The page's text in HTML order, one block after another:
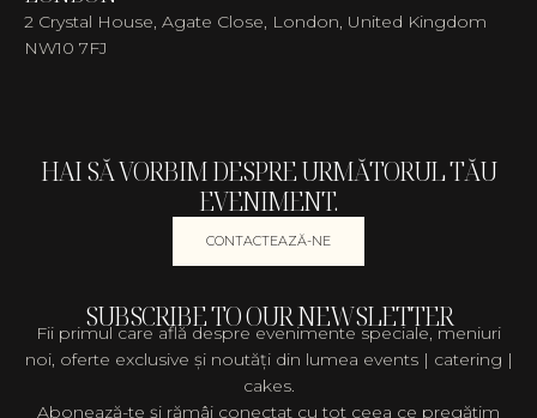
2 Crystal House, Agate Close, London, United Kingdom
NW10 7FJ
HAI SĂ VORBIM DESPRE URMĂTORUL TĂU
EVENIMENT.
CONTACTEAZĂ-NE
SUBSCRIBE TO OUR NEWSLETTER
Fii primul care află despre evenimente speciale, meniuri
noi, oferte exclusive și noutăți din lumea events | catering |
cakes.
Abonează-te și rămâi conectat cu tot ceea ce pregătim